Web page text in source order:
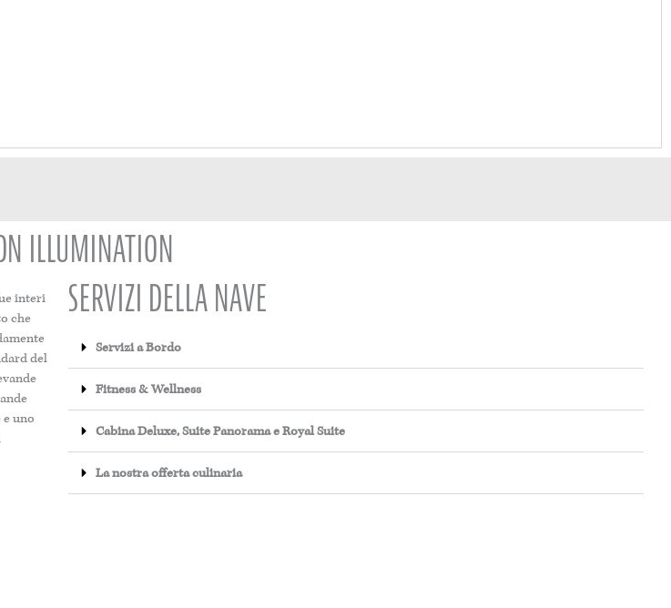
ILLUMINATION
interi
che
del
uno
SERVIZI DELLA NAVE
Servizi a Bordo
Fitness & Wellness
Cabina Deluxe, Suite Panorama e Royal Suite
La nostra offerta culinaria